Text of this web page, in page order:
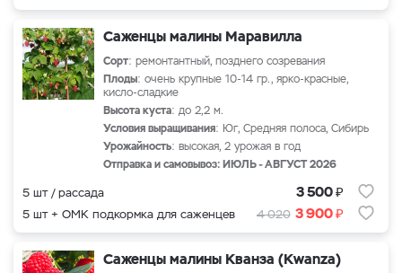
Саженцы малины Маравилла
Сорт: ремонтантный, позднего созревания
Плоды: очень крупные 10-14 гр., ярко-красные,
кисло-сладкие
Высота куста: до 2,2 м.
Условия выращивания: Юг, Средняя полоса, Сибирь
Урожайность: высокая, 2 урожая в год
Отправка и самовывоз: ИЮЛЬ - АВГУСТ 2026
5 шт / рассада 3 500₽
5 шт + ОМК подкормка для саженцев 4 020 3 900₽
Саженцы малины Кванза (Kwanza)